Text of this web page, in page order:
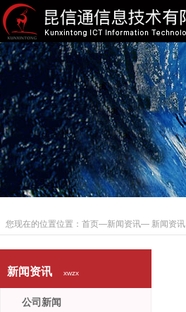
您现在的位置位置： 首页—新闻资讯— 新闻资讯
新闻资讯 xwzx
公司新闻